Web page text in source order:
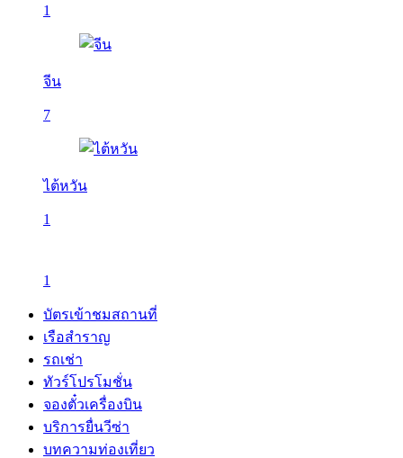
1
จีน
7
ไต้หวัน
1
1
บัตรเข้าชมสถานที่
เรือสำราญ
รถเช่า
ทัวร์โปรโมชั่น
จองตั๋วเครื่องบิน
บริการยื่นวีซ่า
บทความท่องเที่ยว